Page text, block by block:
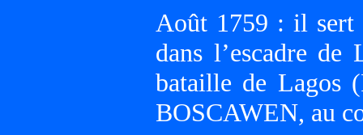
Août 1759 : il sert
dans l’escadre
bataille de Lagos
BOSCAWEN, au